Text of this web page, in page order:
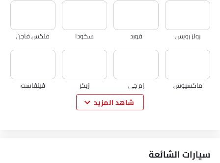
رولز رويس فورد سكودا فلكس فاجن
ماكسيوس إم جي زيكر فينفاست
شاهد المزيد
سيارات الشائعة